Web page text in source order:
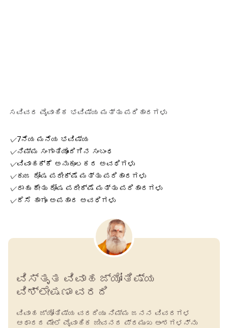
ಸವಿವರ ವೈವಾಹಿಕ ಭವಿಷ್ಯ ಮತ್ತು ಪರಿಹಾರಗಳು
✓7ನೆಯ ಮನೆಯ ಭವಿಷ್ಯ
✓ನಿಮ್ಮ ಸಂಗಾತಿಯೊಂದಿಗಿನ ಸಂಬಂಧ
✓ವಿವಾಹಕ್ಕೆ ಅನುಕೂಲಕರ ಅವಧಿಗಳು
✓ಕುಜ ದೋಷ ಪರೀಕ್ಷೆ ಮತ್ತು ಪರಿಹಾರಗಳು
✓ರಾಹು ಕೇತು ದೋಷ ಪರೀಕ್ಷೆ ಮತ್ತು ಪರಿಹಾರಗಳು
✓ದೆಸೆ ಹಾಗೂ ಅಪಹಾರ ಅವಧಿಗಳು
ವಿಸ್ತೃತ ವಿವಾಹ ಜ್ಯೋತಿಷ್ಯ
ವಿಶ್ಲೇಷಣಾ ವರದಿ
ವಿವಾಹ ಜ್ಯೋತಿಷ್ಯ ವರದಿಯು ನಿಮ್ಮ ಜನನ ವಿವರಗಳ
ಆಧಾರದ ಮೇಲೆ ವೈವಾಹಿಕ ಜೀವನದ ಪ್ರಮುಖ ಅಂಶಗಳನ್ನು